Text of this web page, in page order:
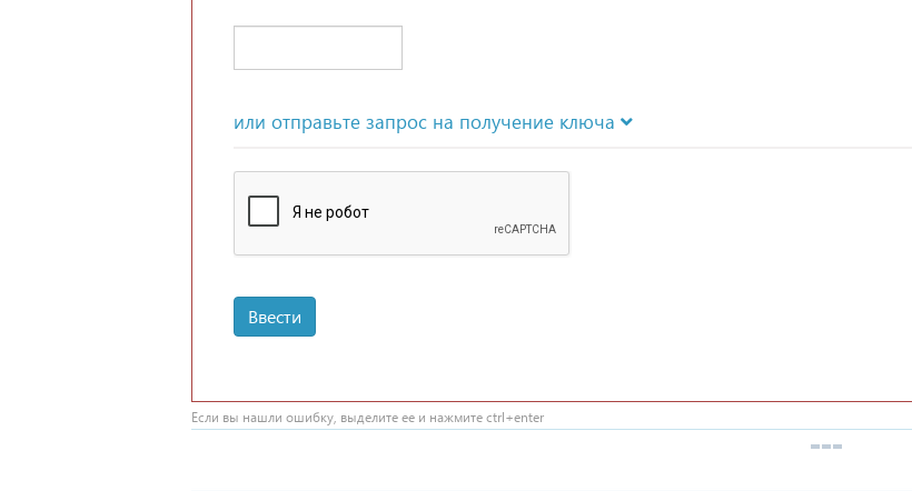
или отправьте запрос на получение ключа
Ввести
Если вы нашли ошибку, выделите ее и нажмите ctrl+enter